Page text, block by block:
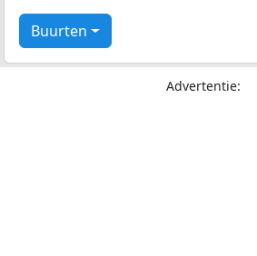
Buurten
Advertentie: